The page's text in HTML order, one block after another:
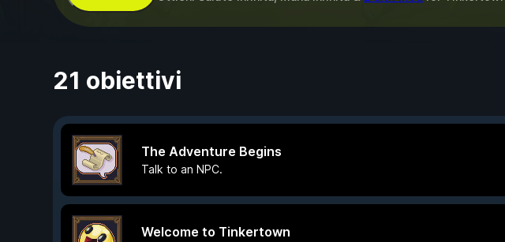
21 obiettivi
The Adventure Begins
Talk to an NPC.
Welcome to Tinkertown